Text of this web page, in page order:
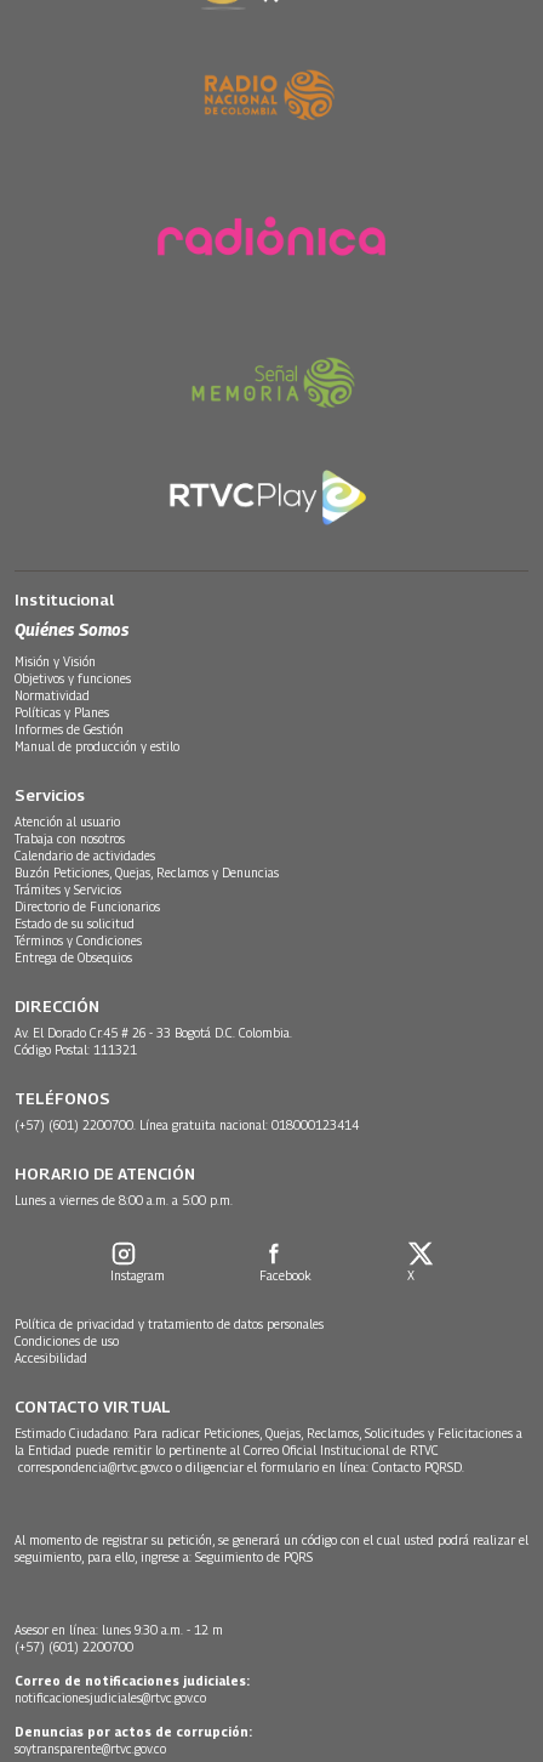
Institucional
Quiénes Somos
Misión y Visión
Objetivos y funciones
Normatividad
Políticas y Planes
Informes de Gestión
Manual de producción y estilo
Servicios
Atención al usuario
Trabaja con nosotros
Calendario de actividades
Buzón Peticiones, Quejas, Reclamos y Denuncias
Trámites y Servicios
Directorio de Funcionarios
Estado de su solicitud
Términos y Condiciones
Entrega de Obsequios
DIRECCIÓN
Av. El Dorado Cr.45 # 26 - 33 Bogotá D.C. Colombia.
Código Postal: 111321
TELÉFONOS
(+57) (601) 2200700. Línea gratuita nacional: 018000123414
HORARIO DE ATENCIÓN
Lunes a viernes de 8:00 a.m. a 5:00 p.m.
Instagram Facebook X
Política de privacidad y tratamiento de datos personales
Condiciones de uso
Accesibilidad
CONTACTO VIRTUAL
Estimado Ciudadano: Para radicar Peticiones, Quejas, Reclamos, Solicitudes y Felicitaciones a
la Entidad puede remitir lo pertinente al Correo Oficial Institucional de RTVC
correspondencia@rtvc.gov.co o diligenciar el formulario en línea: Contacto PQRSD.
Al momento de registrar su petición, se generará un código con el cual usted podrá realizar el
seguimiento, para ello, ingrese a: Seguimiento de PQRS
Asesor en línea: lunes 9:30 a.m. - 12 m
(+57) (601) 2200700
Correo de notificaciones judiciales:
notificacionesjudiciales@rtvc.gov.co
Denuncias por actos de corrupción:
soytransparente@rtvc.gov.co